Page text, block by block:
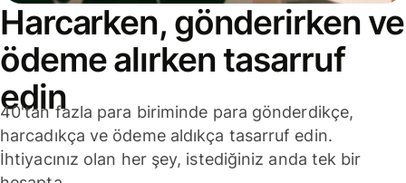
Harcarken, gönderirken ve
ödeme alırken tasarruf
edin
40'tan fazla para biriminde para gönderdikçe,
harcadıkça ve ödeme aldıkça tasarruf edin.
İhtiyacınız olan her şey, istediğiniz anda tek bir